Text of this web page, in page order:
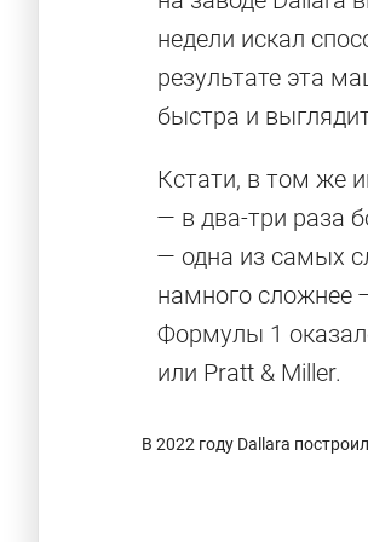
недели искал
результате эта
быстра и
Кстати, в том же
— в два-три раза
— одна из самых
намного сложнее
Формулы 1
или Pratt & Miller.
В 2022 году Dallara